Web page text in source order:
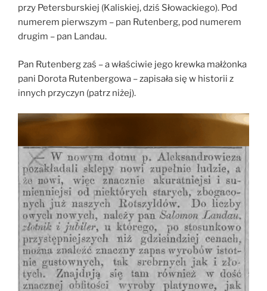
przy Petersburskiej (Kaliskiej, dziś Słowackiego). Pod
numerem pierwszym – pan Rutenberg, pod numerem
drugim – pan Landau.
Pan Rutenberg zaś – a właściwie jego krewka małżonka
pani Dorota Rutenbergowa – zapisała się w historii z
innych przyczyn (patrz niżej).